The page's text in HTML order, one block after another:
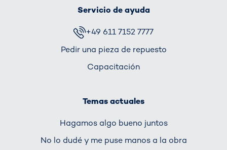
Servicio de ayuda
+49 611 7152 7777
Pedir una pieza de repuesto
Capacitación
Temas actuales
Hagamos algo bueno juntos
No lo dudé y me puse manos a la obra